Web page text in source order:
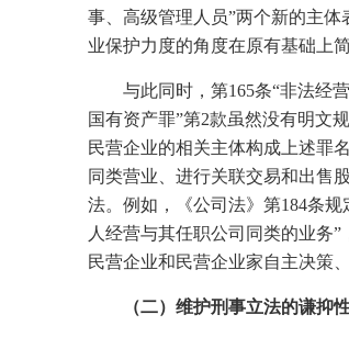
事、高级管理人员”两个新的主
业保护力度的角度在原有基础上
与此同时，第165条“非法经
国有资产罪”第2款虽然没有明文
民营企业的相关主体构成上述罪
同类营业、进行关联交易和出售
法。例如，《公司法》第184条规
人经营与其任职公司同类的业务
民营企业和民营企业家自主决策
（二）维护刑事立法的谦抑